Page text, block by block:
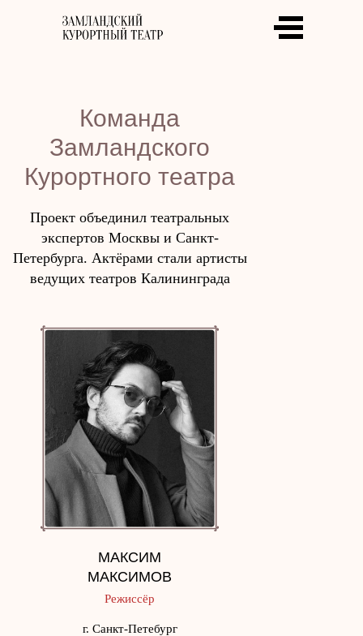
Команда
Замландского
Курортного театра
Проект объединил театральных
экспертов Москвы и Санкт-
Петербурга. Актёрами стали артисты
ведущих театров Калининграда
МАКСИМ
МАКСИМОВ
Режиссёр
г. Санкт-Петебург